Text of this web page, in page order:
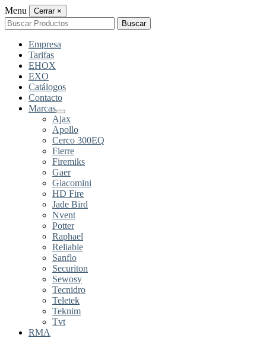
Menu Cerrar ×
Buscar
por:
Buscar
Empresa
Tarifas
EHOX
EXO
Catálogos
Contacto
Marcas
Ajax
Apollo
Cerco 300EQ
Fierre
Firemiks
Gaer
Giacomini
HD Fire
Jade Bird
Nvent
Potter
Raphael
Reliable
Sanflo
Securiton
Sewosy
Tecnidro
Teletek
Teknim
Tvt
RMA